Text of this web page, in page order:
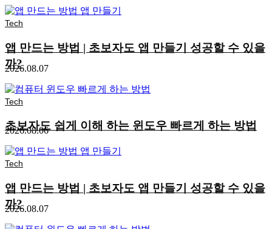
Tech
앱 만드는 방법 | 초보자도 앱 만들기 성공할 수 있을
까?
2026.08.07
Tech
초보자도 쉽게 이해 하는 윈도우 빠르게 하는 방법
2026.08.06
Tech
앱 만드는 방법 | 초보자도 앱 만들기 성공할 수 있을
까?
2026.08.07